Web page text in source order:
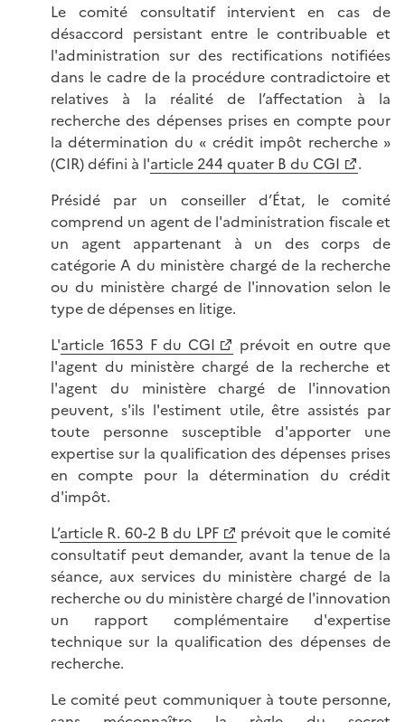
Le comité consultatif intervient en cas de
désaccord persistant entre le contribuable et
l'administration sur des rectifications notifiées
dans le cadre de la procédure contradictoire et
relatives à la réalité de l’affectation à la
recherche des dépenses prises en compte pour
la détermination du « crédit impôt recherche »
(CIR) défini à l'article 244 quater B du CGI
.
Présidé par un conseiller d’État, le comité
comprend un agent de l'administration fiscale et
un agent appartenant à un des corps de
catégorie A du ministère chargé de la recherche
ou du ministère chargé de l'innovation selon le
type de dépenses en litige.
L'article 1653 F du CGI
prévoit en outre que
l'agent du ministère chargé de la recherche et
l'agent du ministère chargé de l'innovation
peuvent, s'ils l'estiment utile, être assistés par
toute personne susceptible d'apporter une
expertise sur la qualification des dépenses prises
en compte pour la détermination du crédit
d'impôt.
L’article R. 60-2 B du LPF
prévoit que le comité
consultatif peut demander, avant la tenue de la
séance, aux services du ministère chargé de la
recherche ou du ministère chargé de l'innovation
un rapport complémentaire d'expertise
technique sur la qualification des dépenses de
recherche.
Le comité peut communiquer à toute personne,